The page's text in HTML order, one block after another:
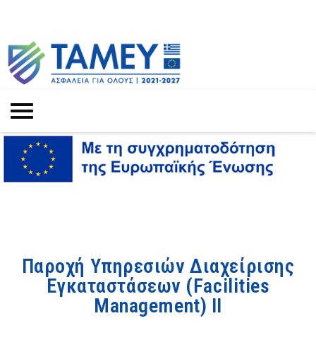
Παροχή Υπηρεσιών Διαχείρισης
Εγκαταστάσεων (Facilities
Management) ΙΙ